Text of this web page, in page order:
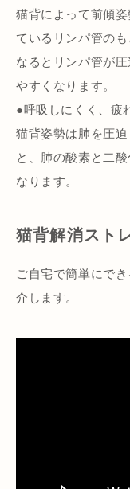
猫背によって前傾姿
ているリンパ管の
なるとリンパ管が
やすくなります。
●呼吸しにくく、疲
猫背姿勢は肺を圧
と、肺の酸素と二
なります。
猫背解消スト
ご自宅で簡単にで
介します。